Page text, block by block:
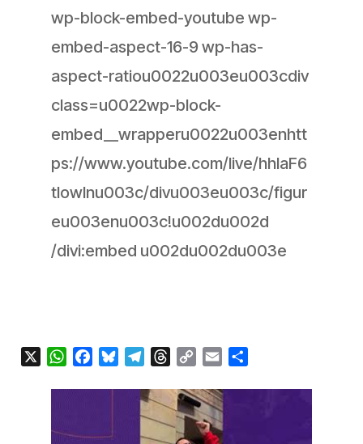
wp-block-embed-youtube wp-
embed-aspect-16-9 wp-has-
aspect-ratiou0022u003eu003cdiv
class=u0022wp-block-
embed__wrapperu0022u003enhtt
ps://www.youtube.com/live/hhlaF6
tIowInu003c/divu003eu003c/figur
eu003enu003c!u002du002d
/divi:embed u002du002du003e
WhatsApp
FacebookBlueskyTelegramThreads
Copy Email